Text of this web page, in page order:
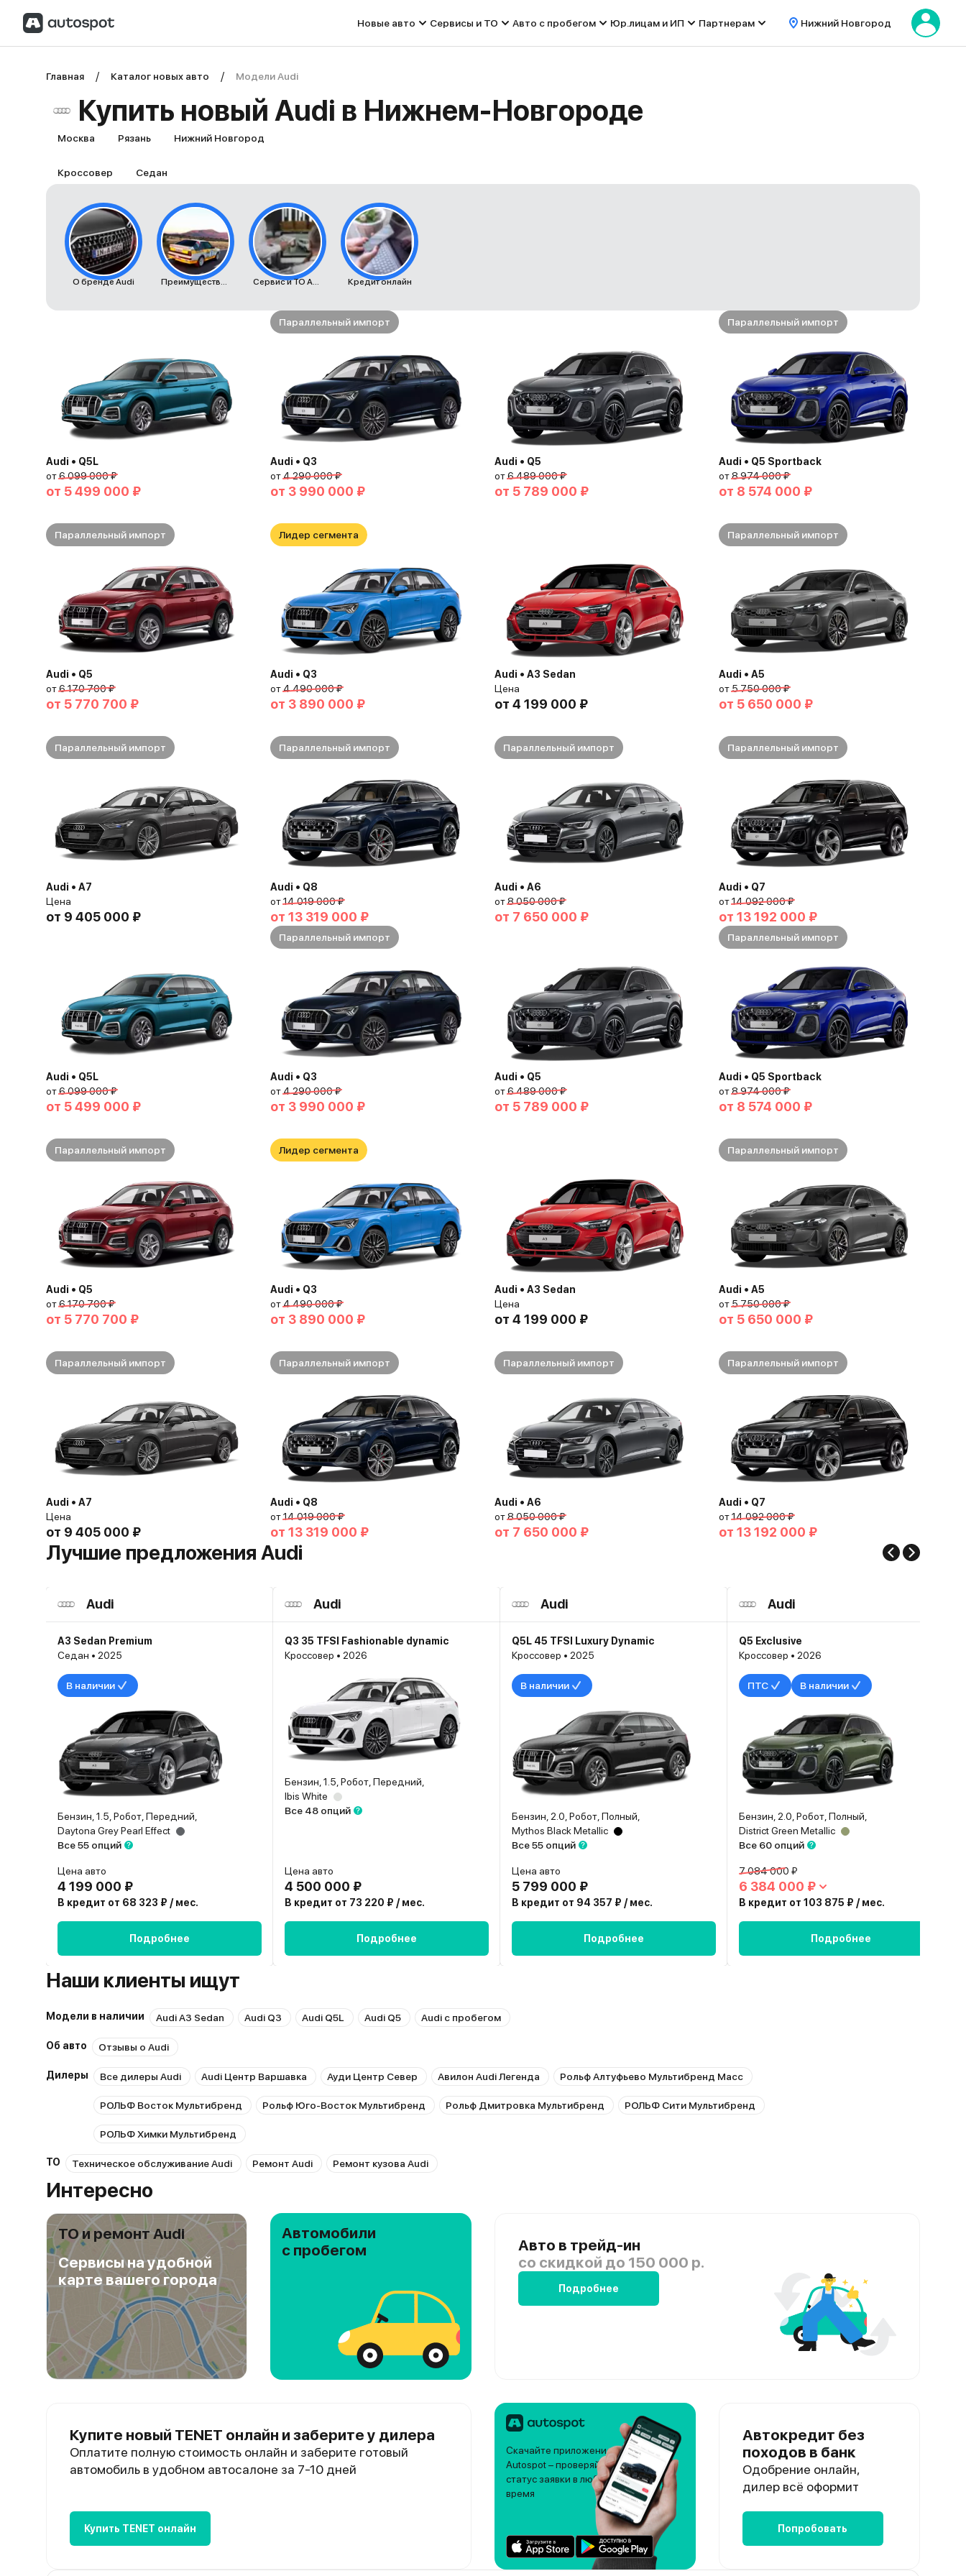
Новые авто Сервисы и ТО Авто с пробегом Юр.лицам и ИП Партнерам Нижний Новгород
Главная Каталог новых авто Модели Audi
Купить новый Audi в Нижнем-Новгороде
Москва Рязань Нижний Новгород
Кроссовер Седан
О бренде Audi Преимущества автомобилей Audi Сервис и ТО Audi Кредит онлайн
Audi • Q5L
от6 099 000 ₽
от 5 499 000 ₽
Параллельный импорт
Audi • Q3
от4 290 000 ₽
от 3 990 000 ₽
Audi • Q5
от6 489 000 ₽
от 5 789 000 ₽
Параллельный импорт
Audi • Q5 Sportback
от8 974 000 ₽
от 8 574 000 ₽
Параллельный импорт
Audi • Q5
от6 170 700 ₽
от 5 770 700 ₽
Лидер сегмента
Audi • Q3
от4 490 000 ₽
от 3 890 000 ₽
Audi • A3 Sedan
Цена
от 4 199 000 ₽
Параллельный импорт
Audi • A5
от5 750 000 ₽
от 5 650 000 ₽
Параллельный импорт
Audi • A7
Цена
от 9 405 000 ₽
Параллельный импорт
Audi • Q8
от14 019 000 ₽
от 13 319 000 ₽
Параллельный импорт
Audi • A6
от8 050 000 ₽
от 7 650 000 ₽
Параллельный импорт
Audi • Q7
от14 092 000 ₽
от 13 192 000 ₽
Audi • Q5L
от6 099 000 ₽
от 5 499 000 ₽
Параллельный импорт
Audi • Q3
от4 290 000 ₽
от 3 990 000 ₽
Audi • Q5
от6 489 000 ₽
от 5 789 000 ₽
Параллельный импорт
Audi • Q5 Sportback
от8 974 000 ₽
от 8 574 000 ₽
Параллельный импорт
Audi • Q5
от6 170 700 ₽
от 5 770 700 ₽
Лидер сегмента
Audi • Q3
от4 490 000 ₽
от 3 890 000 ₽
Audi • A3 Sedan
Цена
от 4 199 000 ₽
Параллельный импорт
Audi • A5
от5 750 000 ₽
от 5 650 000 ₽
Параллельный импорт
Audi • A7
Цена
от 9 405 000 ₽
Параллельный импорт
Audi • Q8
от14 019 000 ₽
от 13 319 000 ₽
Параллельный импорт
Audi • A6
от8 050 000 ₽
от 7 650 000 ₽
Параллельный импорт
Audi • Q7
от14 092 000 ₽
от 13 192 000 ₽
Лучшие предложения Audi
Audi
A3 Sedan Premium
Седан • 2025
В наличии
Бензин, 1.5, Робот, Передний,
Daytona Grey Pearl Effect
Все 55 опций
Цена авто
4 199 000 ₽
В кредит от 68 323 ₽ / мес.
Подробнее
Audi
Q3 35 TFSI Fashionable dynamic
Кроссовер • 2026
Бензин, 1.5, Робот, Передний,
Ibis White
Все 48 опций
Цена авто
4 500 000 ₽
В кредит от 73 220 ₽ / мес.
Подробнее
Audi
Q5L 45 TFSI Luxury Dynamic
Кроссовер • 2025
В наличии
Бензин, 2.0, Робот, Полный,
Mythos Black Metallic
Все 55 опций
Цена авто
5 799 000 ₽
В кредит от 94 357 ₽ / мес.
Подробнее
Audi
Q5 Exclusive
Кроссовер • 2026
ПТС В наличии
Бензин, 2.0, Робот, Полный,
District Green Metallic
Все 60 опций
7 084 000 ₽
6 384 000 ₽
В кредит от 103 875 ₽ / мес.
Подробнее
Наши клиенты ищут
Модели в наличии Audi A3 Sedan Audi Q3 Audi Q5L Audi Q5 Audi с пробегом
Об авто Отзывы о Audi
Дилеры Все дилеры Audi Audi Центр Варшавка Ауди Центр Север Авилон Audi Легенда Рольф Алтуфьево Мультибренд Масс
РОЛЬФ Восток Мультибренд Рольф Юго-Восток Мультибренд Рольф Дмитровка Мультибренд РОЛЬФ Сити Мультибренд
РОЛЬФ Химки Мультибренд
ТО Техническое обслуживание Audi Ремонт Audi Ремонт кузова Audi
Интересно
ТО и ремонт Audi
Сервисы на удобной
карте вашего города
Автомобили
с пробегом
Авто в трейд-ин
со скидкой до 150 000 р.
Подробнее
Купите новый TENET онлайн и заберите у дилера
Оплатите полную стоимость онлайн и заберите готовый
автомобиль в удобном автосалоне за 7-10 дней
Купить TENET онлайн
Скачайте приложение
Autospot – проверяйте
статус заявки в любое
время
Автокредит без
походов в банк
Одобрение онлайн,
дилер всё оформит
Попробовать